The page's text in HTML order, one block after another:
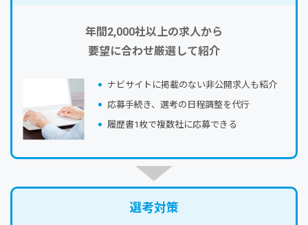
年間2,000社以上の求人から
要望に合わせ厳選して紹介
ナビサイトに掲載のない⾮公開求⼈も紹介
応募⼿続き、選考の⽇程調整を代⾏
履歴書1枚で複数社に応募できる
選考対策